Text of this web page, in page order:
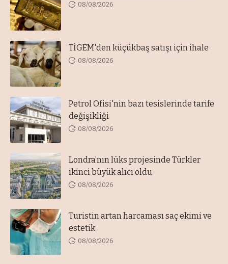
08/08/2026
TİGEM'den küçükbaş satışı için ihale
08/08/2026
Petrol Ofisi'nin bazı tesislerinde tarife
değişikliği
08/08/2026
Londra’nın lüks projesinde Türkler
ikinci büyük alıcı oldu
08/08/2026
Turistin artan harcaması saç ekimi ve
estetik
08/08/2026